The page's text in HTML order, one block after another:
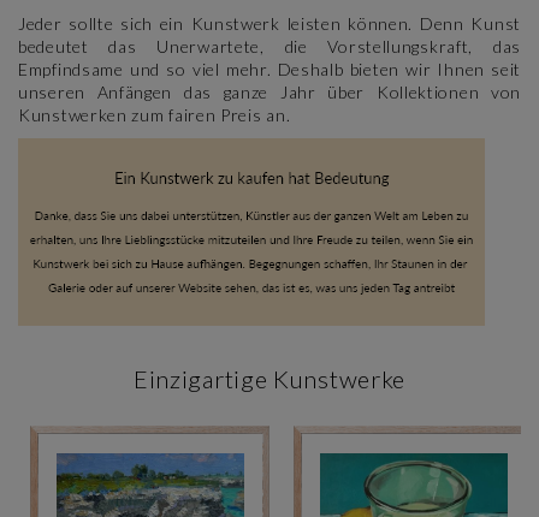
Jeder sollte sich ein Kunstwerk leisten können. Denn Kunst
bedeutet das Unerwartete, die Vorstellungskraft, das
Empfindsame und so viel mehr. Deshalb bieten wir Ihnen seit
unseren Anfängen das ganze Jahr über Kollektionen von
Kunstwerken zum fairen Preis an.
Einzigartige Kunstwerke